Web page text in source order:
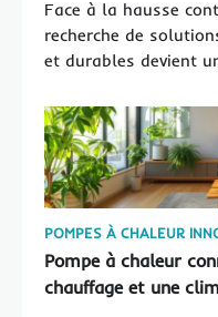
Face à la hausse
recherche de
et durables devient
POMPES À CHALEUR
Pompe à chaleur
chauffage et une